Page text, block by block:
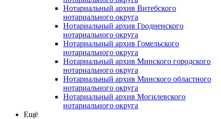
Нотариальный архив Витебского
нотариального округа
Нотариальный архив Гродненского
нотариального округа
Нотариальный архив Гомельского
нотариального округа
Нотариальный архив Минского городского
нотариального округа
Нотариальный архив Минского областного
нотариального округа
Нотариальный архив Могилевского
нотариального округа
Ещё